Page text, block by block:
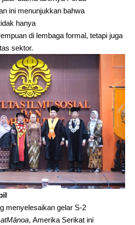
ini menunjukkan bahwa
hanya
di lembaga formal, tetapi juga
sektor.
menyelesaikan gelar S-2
atMānoa, Amerika Serikat ini